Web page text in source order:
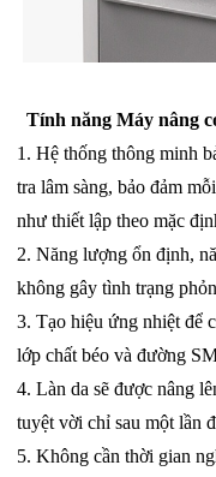
Tính năng Máy nâng
1. Hệ thống thông minh
tra lâm sàng, bảo đảm
như thiết lập theo mặc
2. Năng lượng ổn định,
không gây tình trạng
3. Tạo hiệu ứng nhiệt để
lớp chất béo và đường
4. Làn da sẽ được nâng
tuyệt vời chỉ sau một lần
5. Không cần thời gian